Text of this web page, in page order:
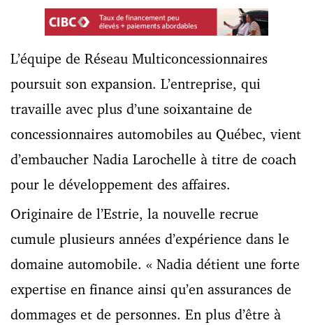
L’équipe de Réseau Multiconcessionnaires
poursuit son expansion. L’entreprise, qui
travaille avec plus d’une soixantaine de
concessionnaires automobiles au Québec, vient
d’embaucher Nadia Larochelle à titre de coach
pour le développement des affaires.
Originaire de l’Estrie, la nouvelle recrue
cumule plusieurs années d’expérience dans le
domaine automobile. « Nadia détient une forte
expertise en finance ainsi qu’en assurances de
dommages et de personnes. En plus d’être à